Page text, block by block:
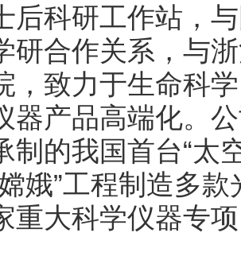
后科研工作站，
研合作关系，与
，致力于生命科
器产品高端化。
制的我国首台“太
娥”工程制造多
重大科学仪器专